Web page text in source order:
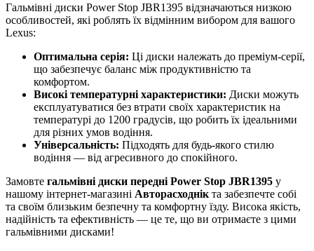
Гальмівні диски Power Stop JBR1395 відзначаються низкою
особливостей, які роблять їх відмінним вибором для вашого
Lexus:
Оптимальна серія: Ці диски належать до преміум-серії,
що забезпечує баланс між продуктивністю та
комфортом.
Високі температурні характеристики: Диски можуть
експлуатуватися без втрати своїх характеристик на
температурі до 1200 градусів, що робить їх ідеальними
для різних умов водіння.
Універсальність: Підходять для будь-якого стилю
водіння — від агресивного до спокійного.
Замовте гальмівні диски передні Power Stop JBR1395 у
нашому інтернет-магазині Авторасходнік та забезпечте собі
та своїм близьким безпечну та комфортну їзду. Висока якість,
надійність та ефективність — це те, що ви отримаєте з цими
гальмівними дисками!